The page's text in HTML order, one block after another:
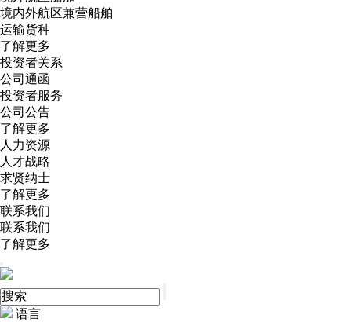
境内外航区兼营船舶
运输货种
了解更多
投资者关系
公司通函
投资者服务
公司公告
了解更多
人力资源
人才战略
求贤纳士
了解更多
联系我们
联系我们
了解更多
语言